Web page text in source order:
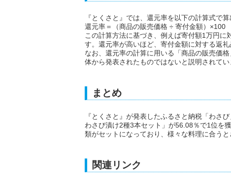
『とくさと』では、還元率を以下の計算式で算
還元率＝（商品の販売価格 ÷ 寄付金額）×100
この計算方法に基づき、例えば寄付額1万円
す。還元率が高いほど、寄付金額に対する返
なお、還元率の計算に用いる「商品の販売価
体から発表されたものではないと説明されてい
まとめ
『とくさと』が発表したふるさと納税「わさ
わさび漬け2種3本セット」が56.08％で1位を
類がセットになっており、様々な料理に合うと
関連リンク